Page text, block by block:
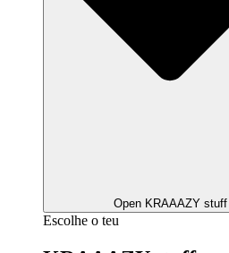
Open KRAAAZY stuff
Escolhe o teu